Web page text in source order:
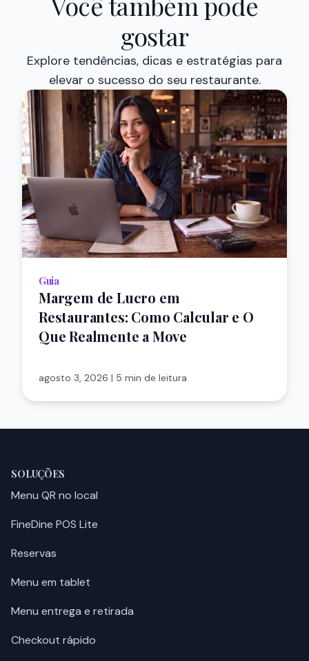
gostar
Explore tendências, dicas e estratégias para
elevar o sucesso do seu restaurante.
Guia
Margem de Lucro em
Restaurantes: Como Calcular e O
Que Realmente a Move
agosto 3, 2026 | 5 min de leitura
SOLUÇÕES
Menu QR no local
FineDine POS Lite
Reservas
Menu em tablet
Menu entrega e retirada
Checkout rápido